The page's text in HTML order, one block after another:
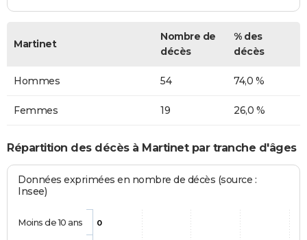
Martinet
Nombre de
décès
% des
décès
Hommes 54 74,0 %
Femmes 19 26,0 %
Répartition des décès à Martinet par tranche d'âges
Données exprimées en nombre de décès (source :
Insee)
0
Moins de 10 ans